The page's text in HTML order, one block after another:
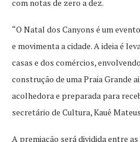
com notas de zero a dez.
“O Natal dos Canyons é um
e movimenta a cidade. A ideia é
casas e dos comércios,
construção de uma Praia Grande
acolhedora e preparada para
secretário de Cultura, Kauê
A premiação será dividida entre